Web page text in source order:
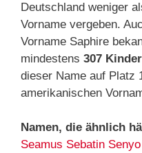
Deutschland weniger
Vorname vergeben.
Vorname Saphire
mindestens 307 Kinder
dieser Name auf Platz
amerikanischen
Namen, die ähnlich
Seamus Sebatin Senyo